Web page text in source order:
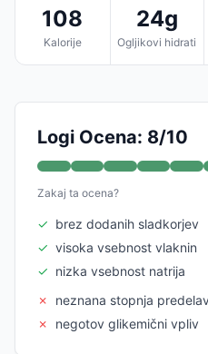
108
Kalorije
24g
Ogljikovi hidrati
Logi Ocena: 8/10
Zakaj ta ocena?
✓ brez dodanih sladkorjev
✓ visoka vsebnost vlaknin
✓ nizka vsebnost natrija
✗
neznana stopnja
✗
negotov glikemični vpliv